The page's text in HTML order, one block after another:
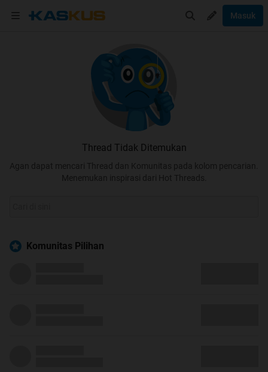
Masuk
Thread Tidak Ditemukan
Agan dapat mencari Thread dan Komunitas pada kolom pencarian.
Menemukan inspirasi dari Hot Threads.
Komunitas Pilihan